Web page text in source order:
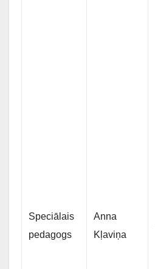
Speciālais
pedagogs
Anna
Kļaviņa